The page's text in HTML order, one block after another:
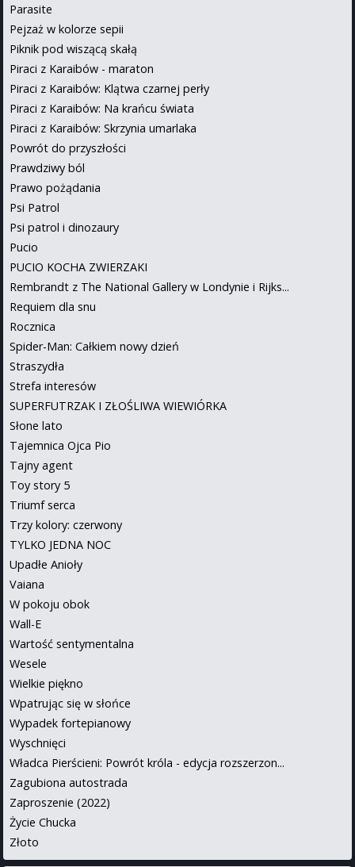
Parasite
Pejzaż w kolorze sepii
Piknik pod wiszącą skałą
Piraci z Karaibów - maraton
Piraci z Karaibów: Klątwa czarnej perły
Piraci z Karaibów: Na krańcu świata
Piraci z Karaibów: Skrzynia umarlaka
Powrót do przyszłości
Prawdziwy ból
Prawo pożądania
Psi Patrol
Psi patrol i dinozaury
Pucio
PUCIO KOCHA ZWIERZAKI
Rembrandt z The National Gallery w Londynie i Rijks...
Requiem dla snu
Rocznica
Spider-Man: Całkiem nowy dzień
Straszydła
Strefa interesów
SUPERFUTRZAK I ZŁOŚLIWA WIEWIÓRKA
Słone lato
Tajemnica Ojca Pio
Tajny agent
Toy story 5
Triumf serca
Trzy kolory: czerwony
TYLKO JEDNA NOC
Upadłe Anioły
Vaiana
W pokoju obok
Wall-E
Wartość sentymentalna
Wesele
Wielkie piękno
Wpatrując się w słońce
Wypadek fortepianowy
Wyschnięci
Władca Pierścieni: Powrót króla - edycja rozszerzon...
Zagubiona autostrada
Zaproszenie (2022)
Życie Chucka
Złoto